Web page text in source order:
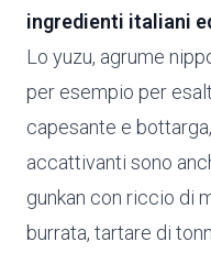
ingredienti italiani
Lo yuzu, agrume
per esempio per
capesante e
accattivanti sono
gunkan con riccio di
burrata, tartare di